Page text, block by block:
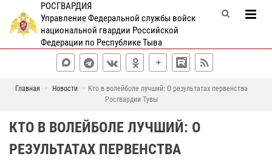
РОСГВАРДИЯ
Управление Федеральной службы войск
национальной гвардии Российской
Федерации по Республике Тыва
Главная Новости
Кто в волейболе лучший: О результатах первенства
Росгвардии Тувы
КТО В ВОЛЕЙБОЛЕ ЛУЧШИЙ: О
РЕЗУЛЬТАТАХ ПЕРВЕНСТВА